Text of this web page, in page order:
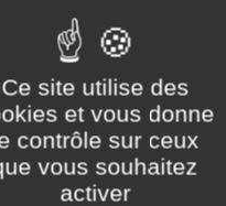
Octobre 2024
Janvier 2024
SEPTEMBRE 2023
Janvier 2022
Ce site utilise des
et vous donne
contrôle sur ceux
vous souhaitez
activer